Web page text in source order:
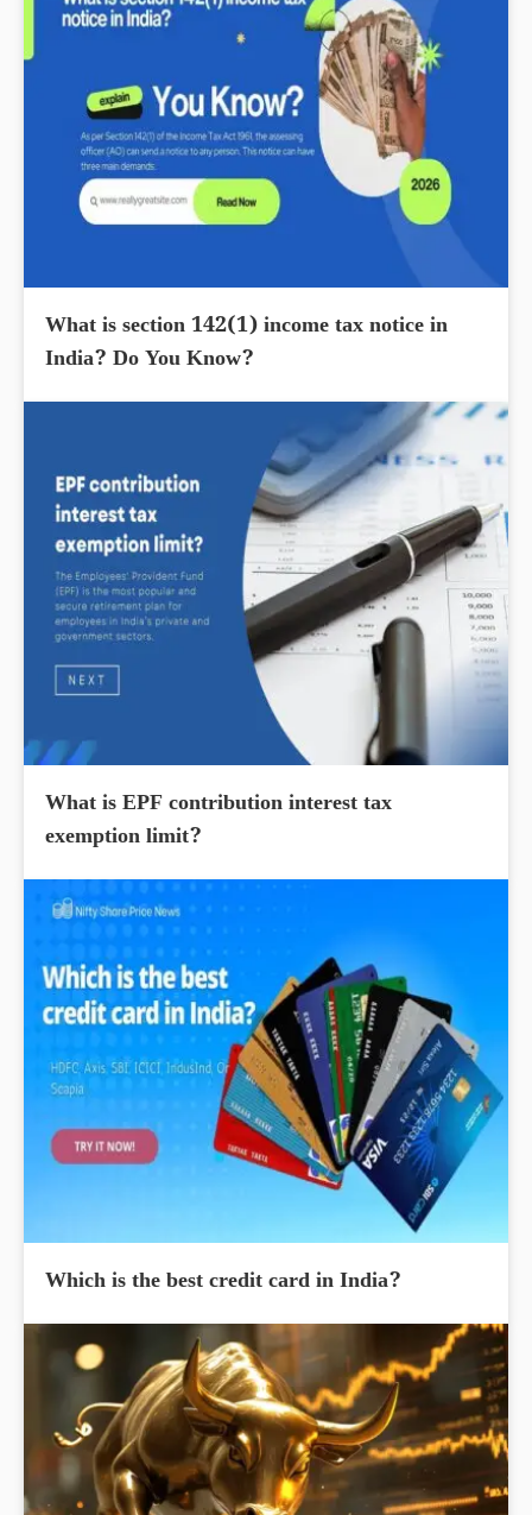
What is section 142(1) income tax notice in
India? Do You Know?
What is EPF contribution interest tax
exemption limit?
Which is the best credit card in India?